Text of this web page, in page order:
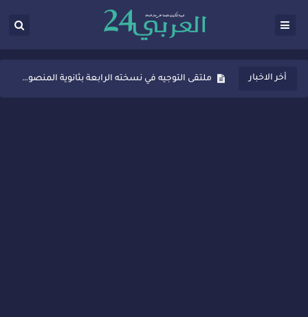
أخر الاخبار
ثانوية المنصور الذهبي بسيدي قاسم تُعزّز ثقافة التوجيه المدرسي بمبادرة نوعية تجمع بين التفاعل والتكريم
ملتقى التوجيه في نسخته الرابعة بثانوية المنصور الذهبي بسيدي قاسم